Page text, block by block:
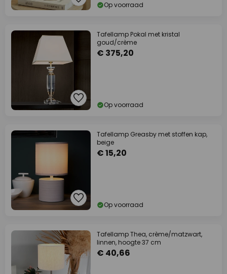
Op voorraad
Tafellamp Pokal met kristal
goud/crème
€ 375,20
Op voorraad
Tafellamp Greasby met stoffen kap,
beige
€ 15,20
Op voorraad
Tafellamp Thea, crème/matzwart,
linnen, hoogte 37 cm
€ 40,66